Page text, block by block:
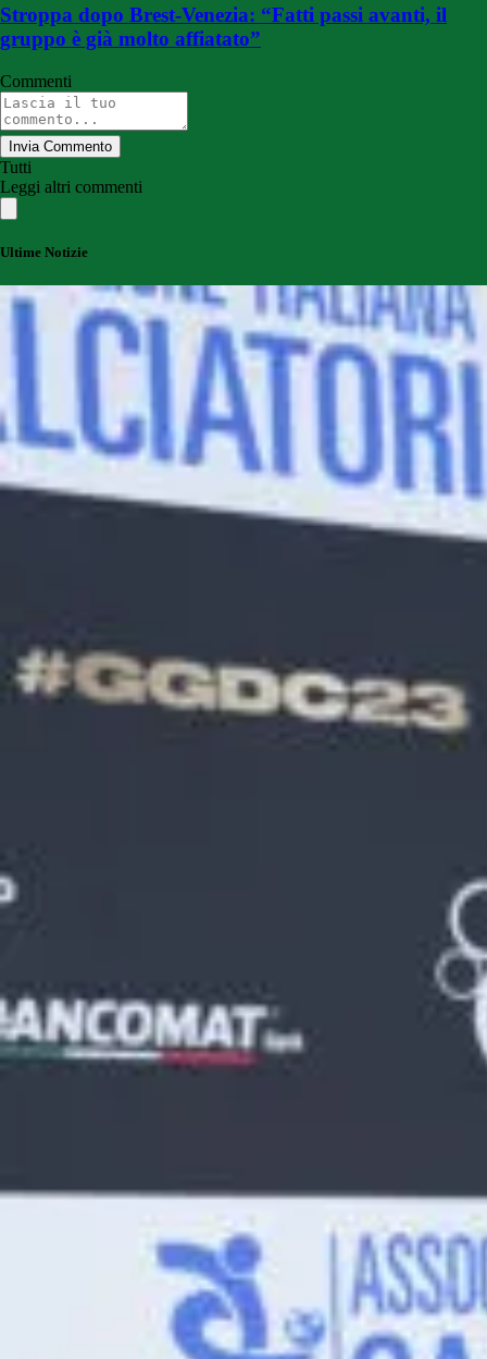
Stroppa dopo Brest-Venezia: “Fatti passi avanti, il
gruppo è già molto affiatato”
Commenti
Invia Commento
Tutti
Leggi altri commenti
Ultime Notizie